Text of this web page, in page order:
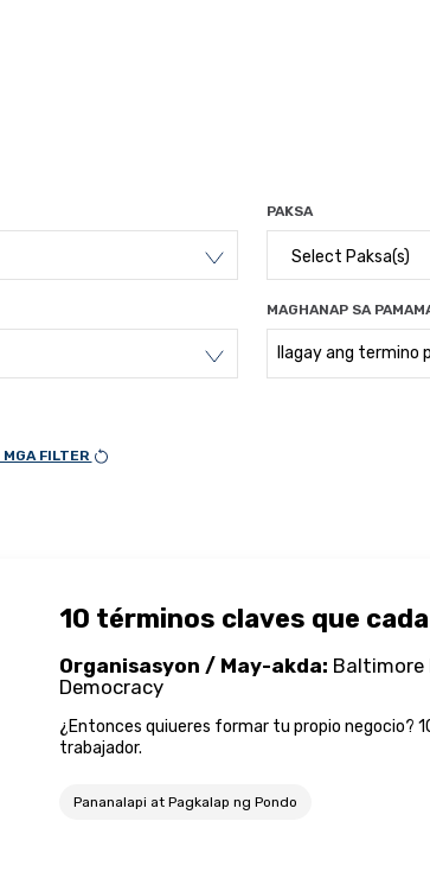
PAKSA
Select Paksa(s)
MAGHANAP SA
FILTER
10 términos claves que
Organisasyon / May-akda: Baltimore
Democracy
¿Entonces quiueres formar tu propio negocio?
trabajador.
Pananalapi at Pagkalap ng Pondo